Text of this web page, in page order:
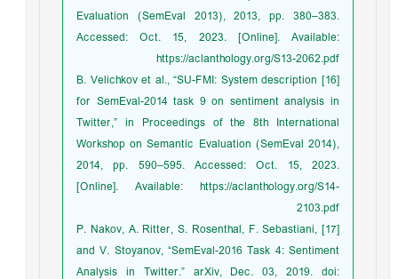
Evaluation (SemEval 2013), 2013, pp. 380–383.
Accessed: Oct. 15, 2023. [Online]. Available:
https://aclanthology.org/S13-2062.pdf
[16] B. Velichkov et al., “SU-FMI: System description
for SemEval-2014 task 9 on sentiment analysis in
Twitter,” in Proceedings of the 8th International
Workshop on Semantic Evaluation (SemEval 2014),
2014, pp. 590–595. Accessed: Oct. 15, 2023.
[Online]. Available: https://aclanthology.org/S14-
2103.pdf
[17] P. Nakov, A. Ritter, S. Rosenthal, F. Sebastiani,
and V. Stoyanov, “SemEval-2016 Task 4: Sentiment
Analysis in Twitter.” arXiv, Dec. 03, 2019. doi: